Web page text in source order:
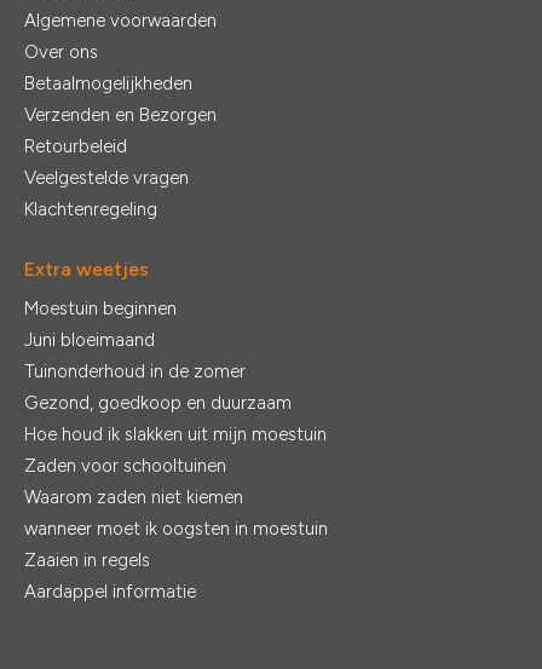
Algemene voorwaarden
Over ons
Betaalmogelijkheden
Verzenden en Bezorgen
Retourbeleid
Veelgestelde vragen
Klachtenregeling
Extra weetjes
Moestuin beginnen
Juni bloeimaand
Tuinonderhoud in de zomer
Gezond, goedkoop en duurzaam
Hoe houd ik slakken uit mijn moestuin
Zaden voor schooltuinen
Waarom zaden niet kiemen
wanneer moet ik oogsten in moestuin
Zaaien in regels
Aardappel informatie